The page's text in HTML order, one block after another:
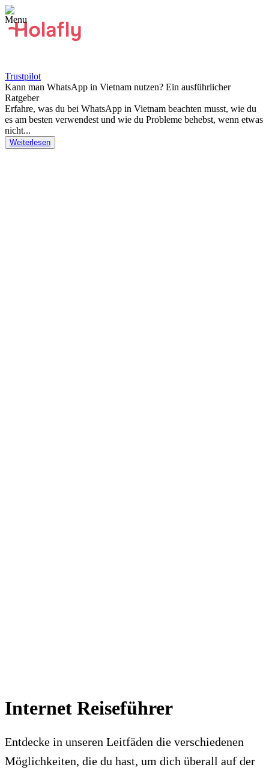
Trustpilot
Kann man WhatsApp in Vietnam nutzen? Ein ausführlicher
Ratgeber
Erfahre, was du bei WhatsApp in Vietnam beachten musst, wie du
es am besten verwendest und wie du Probleme behebst, wenn etwas
nicht...
Weiterlesen
Internet Reiseführer
Entdecke in unseren Leitfäden die verschiedenen
Möglichkeiten, die du hast, um dich überall auf der